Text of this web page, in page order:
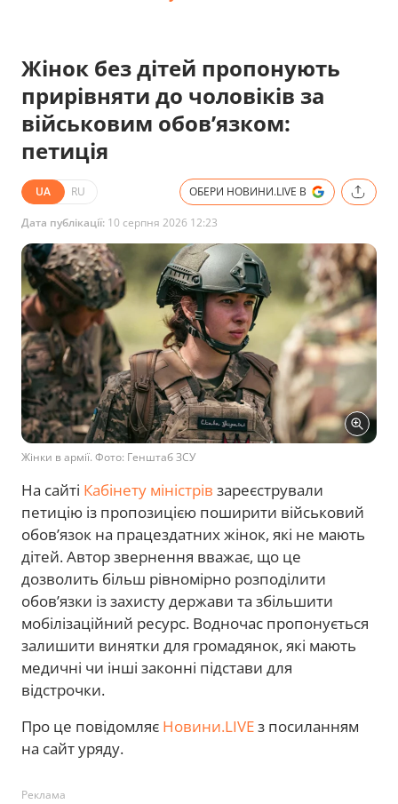
Жінок без дітей пропонують
прирівняти до чоловіків за
військовим обов’язком:
петиція
UA RU ОБЕРИ НОВИНИ.LIVE В
Дата публікації: 10 серпня 2026 12:23
Жінки в армії. Фото: Генштаб ЗСУ
На сайті Кабінету міністрів зареєстрували
петицію із пропозицією поширити військовий
обов’язок на працездатних жінок, які не мають
дітей. Автор звернення вважає, що це
дозволить більш рівномірно розподілити
обов’язки із захисту держави та збільшити
мобілізаційний ресурс. Водночас пропонується
залишити винятки для громадянок, які мають
медичні чи інші законні підстави для
відстрочки.
Про це повідомляє Новини.LIVEз посиланням
на сайт уряду.
Реклама